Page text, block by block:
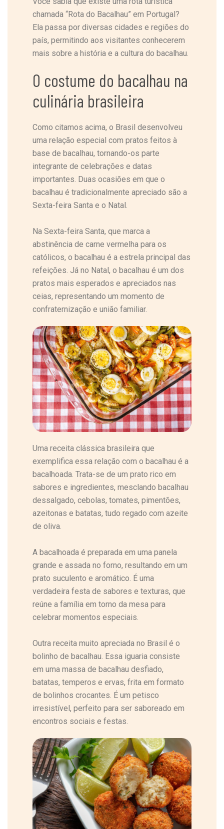
chamada “Rota do Bacalhau” em Portugal?
Ela passa por diversas cidades e regiões do
país, permitindo aos visitantes conhecerem
mais sobre a história e a cultura do bacalhau.
O costume do bacalhau na
culinária brasileira
Como citamos acima, o Brasil desenvolveu
uma relação especial com pratos feitos à
base de bacalhau, tornando-os parte
integrante de celebrações e datas
importantes. Duas ocasiões em que o
bacalhau é tradicionalmente apreciado são a
Sexta-feira Santa e o Natal.
Na Sexta-feira Santa, que marca a
abstinência de carne vermelha para os
católicos, o bacalhau é a estrela principal das
refeições. Já no Natal, o bacalhau é um dos
pratos mais esperados e apreciados nas
ceias, representando um momento de
confraternização e união familiar.
Uma receita clássica brasileira que
exemplifica essa relação com o bacalhau é a
bacalhoada. Trata-se de um prato rico em
sabores e ingredientes, mesclando bacalhau
dessalgado, cebolas, tomates, pimentões,
azeitonas e batatas, tudo regado com azeite
de oliva.
A bacalhoada é preparada em uma panela
grande e assada no forno, resultando em um
prato suculento e aromático. É uma
verdadeira festa de sabores e texturas, que
reúne a família em torno da mesa para
celebrar momentos especiais.
Outra receita muito apreciada no Brasil é o
bolinho de bacalhau. Essa iguaria consiste
em uma massa de bacalhau desfiado,
batatas, temperos e ervas, frita em formato
de bolinhos crocantes. É um petisco
irresistível, perfeito para ser saboreado em
encontros sociais e festas.